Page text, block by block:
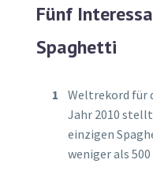
Fünf
Spaghetti
Weltrekord für
Jahr 2010
einzigen
weniger als